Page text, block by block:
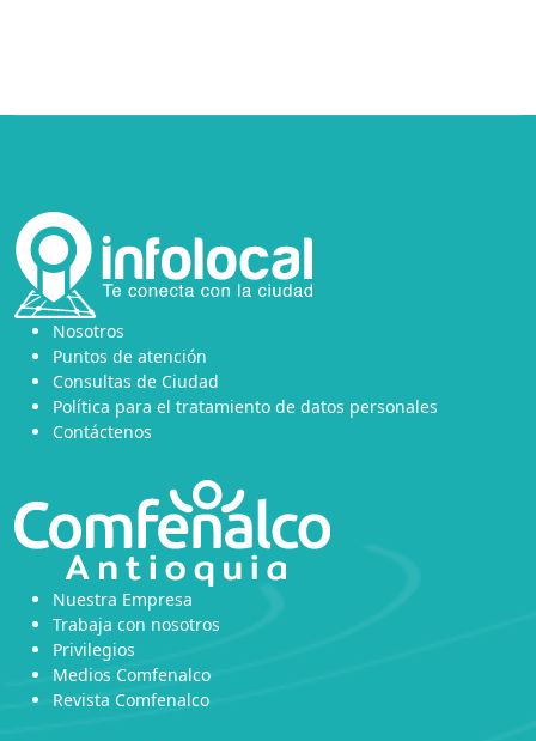
Nosotros
Puntos de atención
Consultas de Ciudad
Política para el tratamiento de datos personales
Contáctenos
Nuestra Empresa
Trabaja con nosotros
Privilegios
Medios Comfenalco
Revista Comfenalco